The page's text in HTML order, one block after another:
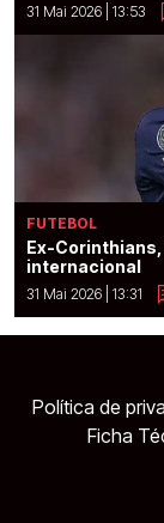
31 Mai 2026 | 13:53
FUTEBOL
Ex-
internacional
31 Mai 2026 | 13:31
Política de
Ficha